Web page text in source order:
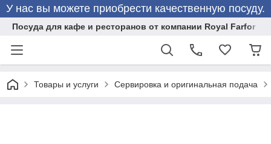
У нас вы можете приобрести качественную посуду.
Посуда для кафе и ресторанов от компании Royal Farfor
Товары и услуги Сервировка и оригинальная подача